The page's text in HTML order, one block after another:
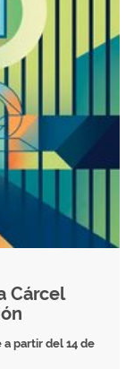
Cárcel
a partir del 14 de